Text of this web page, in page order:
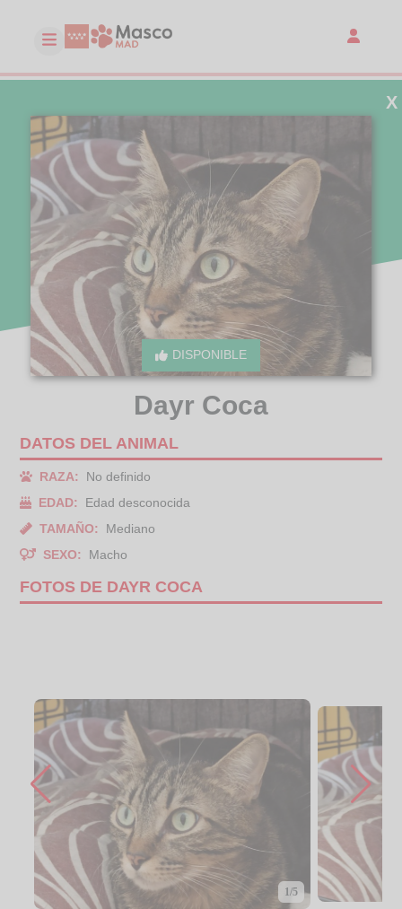
DISPONIBLE
X
Dayr Coca
DATOS DEL ANIMAL
RAZA:
No definido
EDAD:
Edad desconocida
TAMAÑO:
Mediano
SEXO:
Macho
FOTOS DE DAYR COCA
1/5